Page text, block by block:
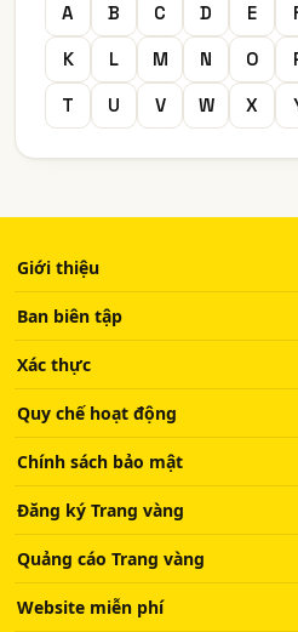
A B C D E
K
L M N O
T
U V W X
Giới thiệu
Ban biên tập
Xác thực
Quy chế hoạt động
Chính sách bảo mật
Đăng ký Trang vàng
Quảng cáo Trang vàng
Website miễn phí